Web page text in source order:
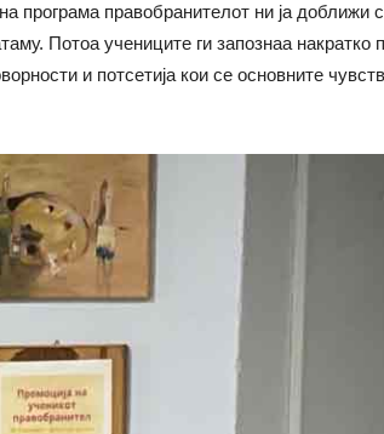
програма правобранителот ни ја доближи
Потоа учениците ги запознаа накратко
и потсетија кои се основните